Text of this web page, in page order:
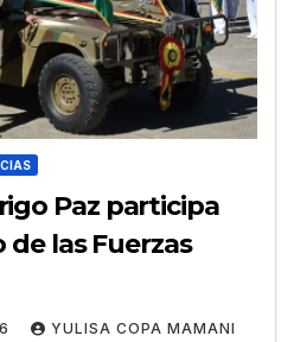
Paz participa
de las Fuerzas
YULISA COPA MAMANI